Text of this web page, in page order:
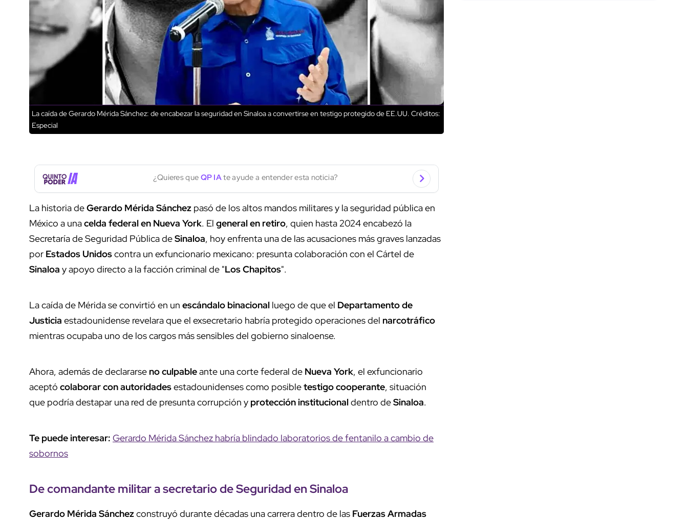
La caída de Gerardo Mérida Sánchez: de encabezar la seguridad en Sinaloa a convertirse en testigo protegido de EE.UU. Créditos:
Especial
¿Quieres que QP IAte ayude a entender esta noticia?
La historia deGerardo Mérida Sánchez pasó de los altos mandos militares y la seguridad pública en
México a unacelda federal en Nueva York. El general en retiro, quien hasta 2024 encabezó la
Secretaría de Seguridad Pública deSinaloa, hoy enfrenta una de las acusaciones más graves lanzadas
por Estados Unidoscontra un exfuncionario mexicano: presunta colaboración con el Cártel de
Sinaloa y apoyo directo a la facción criminal de "Los Chapitos".
La caída de Mérida se convirtió en un escándalo binacional luego de que el Departamento de
Justicia estadounidense revelara que el exsecretario habría protegido operaciones del narcotráfico
mientras ocupaba uno de los cargos más sensibles del gobierno sinaloense.
Ahora, además de declararse no culpableante una corte federal de Nueva York, el exfuncionario
aceptó colaborar con autoridadesestadounidenses como posibletestigo cooperante, situación
que podría destapar una red de presunta corrupción y protección institucionaldentro deSinaloa.
Te puede interesar: Gerardo Mérida Sánchez habría blindado laboratorios de fentanilo a cambio de
sobornos
De comandante militar a secretario de Seguridad enSinaloa
Gerardo Mérida Sánchezconstruyó durante décadas una carrera dentro de las Fuerzas Armadas